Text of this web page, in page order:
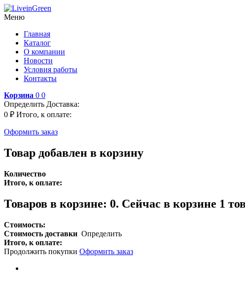
Меню
Главная
Каталог
О компании
Новости
Условия работы
Контакты
Корзина 0 0
Определить Доставка:
0 ₽ Итого, к оплате:
Оформить заказ
Товар добавлен в корзину
Количество
Итого, к оплате:
Товаров в корзине: 0. Сейчас в корзине 1
Стоимость:
Стоимость доставки Определить
Итого, к оплате:
Продолжить покупки Оформить заказ